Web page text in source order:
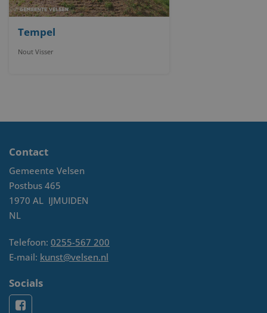
Tempel
Nout Visser
Contact
Gemeente Velsen
Postbus 465
1970 AL IJMUIDEN
NL
Telefoon: 0255-567 200
E-mail: kunst@velsen.nl
Socials